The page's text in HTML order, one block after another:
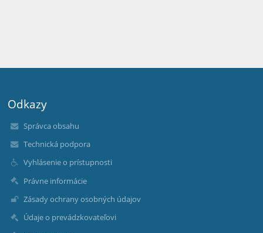
Odkazy
Správca obsahu
Technická podpora
Vyhlásenie o prístupnosti
Právne informácie
Zásady ochrany osobných údajov
Údaje o prevádzkovateľovi